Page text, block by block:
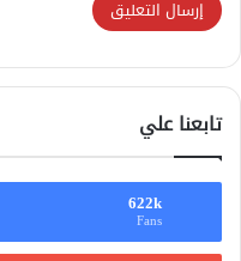
تابعنا علي
622k
Fans